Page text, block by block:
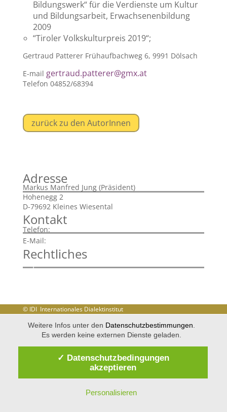
Bildungswerk“ für die Verdienste um Kultur
und Bildungsarbeit, Erwachsenenbildung
2009
“Tiroler Volkskulturpreis 2019“;
Gertraud Patterer Frühaufbachweg 6, 9991 Dölsach
E-mail gertraud.patterer@gmx.at
Telefon 04852/68394
zurück zu den AutorInnen
Adresse
Markus Manfred Jung (Präsident)
Hohenegg 2
D-79692 Kleines Wiesental
Kontakt
Telefon:
E-Mail:
Rechtliches
© IDI Internationales Dialektinstitut
Weitere Infos unter den Datenschutzbestimmungen.
Es werden keine externen Dienste geladen.
✓ Datenschutzbedingungen
akzeptieren
Personalisieren